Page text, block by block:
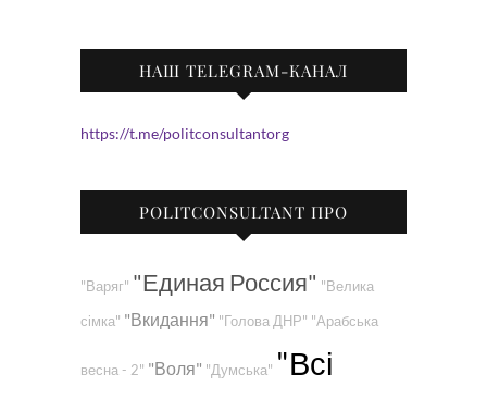
НАШ TELEGRAM-КАНАЛ
https://t.me/politconsultantorg
POLITCONSULTANT ПРО
"Варяг" "Единая Россия" "Велика
сімка" "Вкидання" "Голова ДНР" "Арабська
весна - 2" "Воля" "Думська" "Всі